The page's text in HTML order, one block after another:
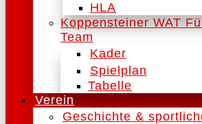
HLA
Koppensteiner WAT
Team
Kader
Spielplan
Tabelle
Verein
Geschichte &